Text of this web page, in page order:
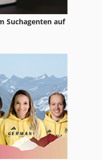
Suchagenten auf